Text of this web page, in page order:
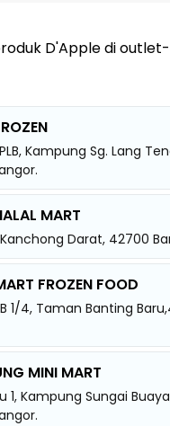
D'Apple di
Kampung Sg. Lang
MART
Darat, 42700
FROZEN FOOD
1/4, Taman Banting
MINI MART
1, Kampung Sungai